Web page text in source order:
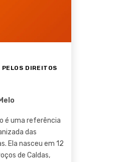
PELOS DIREITOS
é uma referência
das
Ela nasceu em 12
de Caldas,